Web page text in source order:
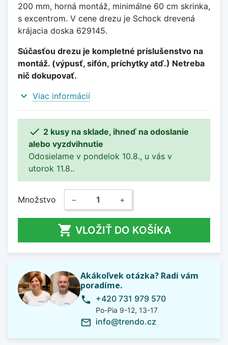
200 mm, horná montáž, minimálne 60 cm skrinka,
s excentrom. V cene drezu je Schock drevená
krájacia doska 629145.
Súčasťou drezu je kompletné príslušenstvo na
montáž. (výpusť, sifón, príchytky atď.) Netreba
nič dokupovať.
expand_more Viac informácií
 2 kusy na sklade, ihneď na odoslanie
alebo vyzdvihnutie
Odosielame v pondelok 10.8., u vás v
utorok 11.8..
Množstvo − +
 VLOŽIŤ DO KOŠÍKA
Akákoľvek otázka? Radi vám
poradíme.
phone +420 731 979 570
Po-Pia 9-12, 13-17
mail_outline info@trendo.cz